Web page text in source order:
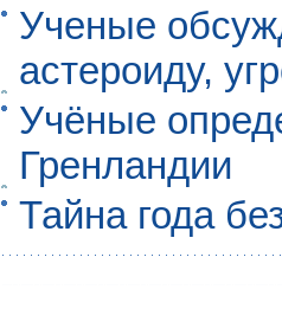
Ученые
астероиду,
Учёные
Гренландии
Тайна года